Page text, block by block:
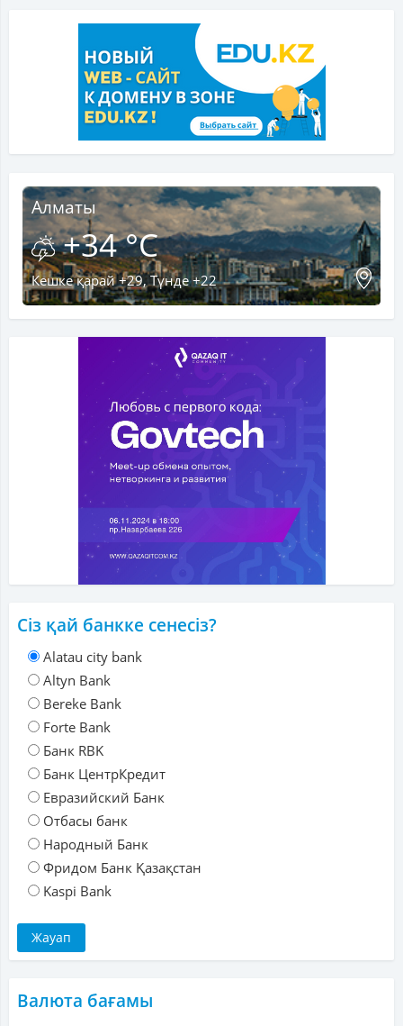
Алматы
+34 °C
Кешке қарай +29, Түнде +22
Сіз қай банкке сенесіз?
Alatau city bank
Altyn Bank
Bereke Bank
Forte Bank
Банк RBK
Банк ЦентрКредит
Евразийский Банк
Отбасы банк
Народный Банк
Фридом Банк Қазақстан
Kaspi Bank
Валюта бағамы